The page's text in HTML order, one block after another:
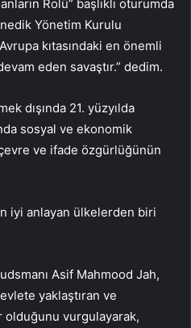
Rolü” başlıklı oturumda
Yönetim Kurulu
kıtasındaki en önemli
eden savaştır.” dedim.
dışında 21. yüzyılda
sosyal ve ekonomik
ve ifade özgürlüğünün
iyi anlayan ülkelerden biri
Asif Mahmood Jah,
yaklaştıran ve
olduğunu vurgulayarak,